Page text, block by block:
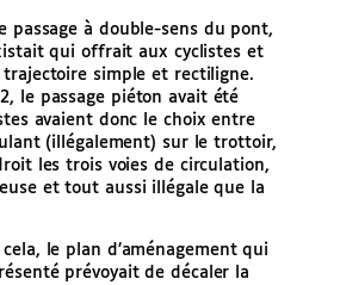
passage à double-sens du pont,
qui offrait aux cyclistes et
simple et rectiligne.
le passage piéton avait été
avaient donc le choix entre
(illégalement) sur le trottoir,
les trois voies de circulation,
et tout aussi illégale que la
le plan d’aménagement qui
prévoyait de décaler la